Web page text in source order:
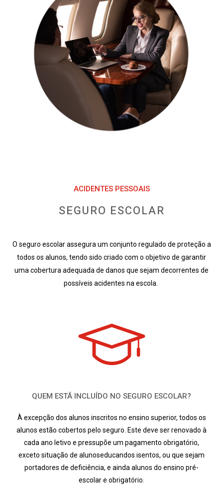
ACIDENTES PESSOAIS
SEGURO ESCOLAR
O seguro escolar assegura um conjunto regulado de proteção a
todos os alunos, tendo sido criado com o objetivo de garantir
uma cobertura adequada de danos que sejam decorrentes de
possíveis acidentes na escola
QUEM ESTÁ INCLUÍDO NO SEGURO ESCOLAR?
À excepção dos alunos inscritos no ensino superior, todos os
alunos estão cobertos pelo seguro. Este deve ser renovado à
cada ano letivo e pressupõe um pagamento obrigatório,
exceto situação de alunoseducandos isentos, ou que sejam
portadores de deficiência, e ainda alunos do ensino pré-
escolar e obrigatório.